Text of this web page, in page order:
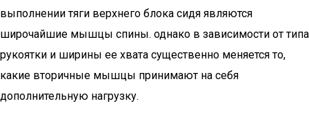
выполнении тяги верхнего блока сидя являются
широчайшие мышцы спины. однако в зависимости от типа
рукоятки и ширины ее хвата существенно меняется то,
какие вторичные мышцы принимают на себя
дополнительную нагрузку.